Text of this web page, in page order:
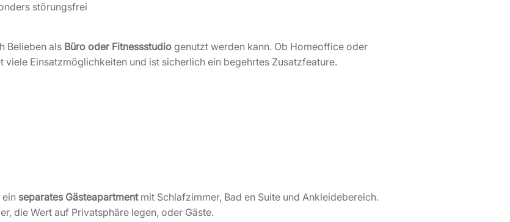
störungsfrei
Belieben als Büro oder Fitnessstudio genutzt werden kann. Ob Homeoffice oder
viele Einsatzmöglichkeiten und ist sicherlich ein begehrtes Zusatzfeature.
ein separates Gästeapartmentmit Schlafzimmer, Bad en Suite und Ankleidebereich.
die Wert auf Privatsphäre legen, oder Gäste.